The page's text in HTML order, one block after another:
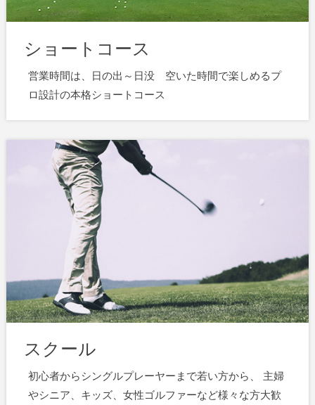
ショートコース
営業時間は、日の出～日没 空いた時間で楽しめるプ
ロ設計の本格ショートコース
スクール
初心者からシングルプレーヤーまで若い方から、 主婦
やシニア、キッズ、女性ゴルファーなど様々な方大歓